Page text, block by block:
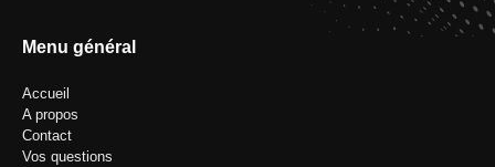
Menu général
Accueil
A propos
Contact
Vos questions